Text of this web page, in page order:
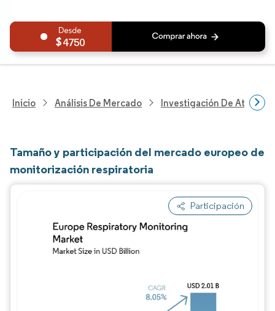
4750
Inicio Análisis De Mercado Investigación De
Tamaño y participación del mercado europeo de
monitorización respiratoria
Participación